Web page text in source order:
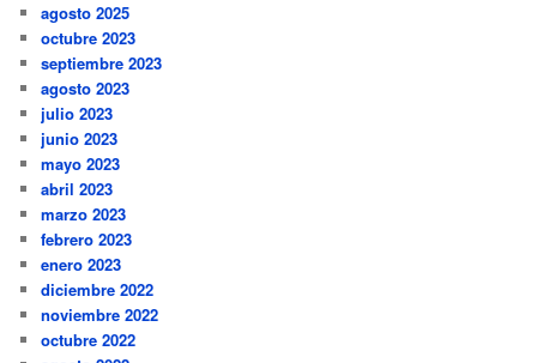
agosto 2025
octubre 2023
septiembre 2023
agosto 2023
julio 2023
junio 2023
mayo 2023
abril 2023
marzo 2023
febrero 2023
enero 2023
diciembre 2022
noviembre 2022
octubre 2022